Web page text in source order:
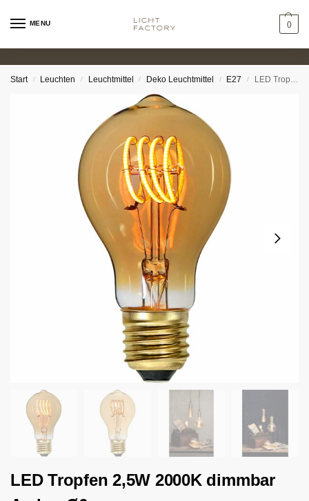
MENU 0
Start / Leuchten / Leuchtmittel / Deko Leuchtmittel / E27 / LED Tropfen 2,5W 2000K dimmbar Amber Ø6cm
LED Tropfen 2,5W 2000K dimmbar